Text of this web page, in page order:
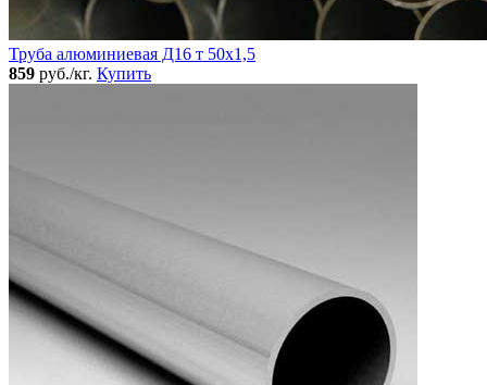
Труба алюминиевая Д16 т 50х1,5
859 руб./кг. Купить